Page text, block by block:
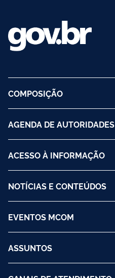
COMPOSIÇÃO
AGENDA DE AUTORIDADES
ACESSO À INFORMAÇÃO
NOTÍCIAS E CONTEÚDOS
EVENTOS MCOM
ASSUNTOS